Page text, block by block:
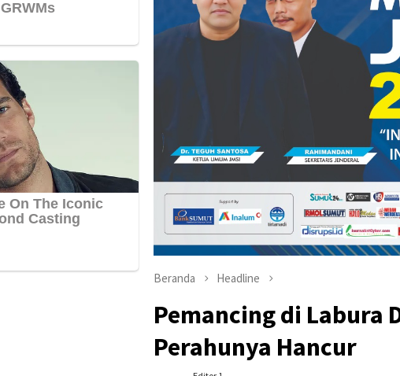
Beranda Headline
Pemancing di Labura
Perahunya Hancur